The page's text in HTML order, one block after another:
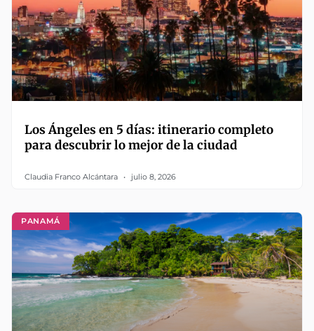
Los Ángeles en 5 días: itinerario completo
para descubrir lo mejor de la ciudad
Claudia Franco Alcántara julio 8, 2026
PANAMÁ